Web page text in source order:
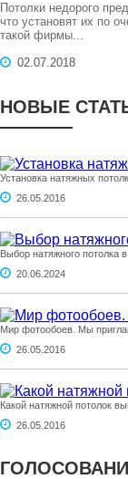
Потолки недорого
что установят их по
такой фирмы...
02.07.2018
НОВЫЕ
Установка натяжных
26.05.2016
Выбор натяжного потолка
20.06.2024
Мир фотообоев. Мы
26.05.2016
Какой натяжной потолок
26.05.2016